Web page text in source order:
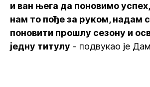
и ван њега да поновимо
нам то пође за руком, надам
поновити прошлу сезону и
једну титулу - подвукао је